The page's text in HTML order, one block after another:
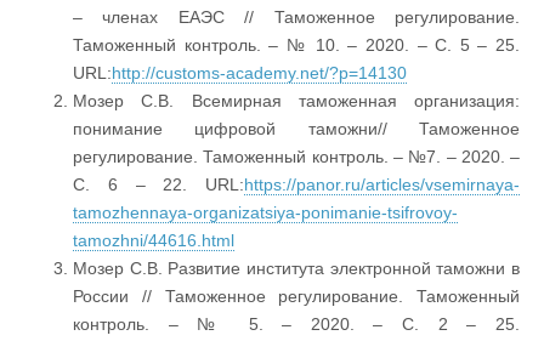
– членах ЕАЭС // Таможенное регулирование.
Таможенный контроль. – № 10. – 2020. – С. 5 – 25.
URL:http://customs-academy.net/?p=14130
Мозер С.В. Всемирная таможенная организация:
понимание цифровой таможни// Таможенное
регулирование. Таможенный контроль. – №7. – 2020. –
С. 6 – 22. URL:https://panor.ru/articles/vsemirnaya-
tamozhennaya-organizatsiya-ponimanie-tsifrovoy-
tamozhni/44616.html
Мозер С.В. Развитие института электронной таможни в
России // Таможенное регулирование. Таможенный
контроль. – № 5. – 2020. – С. 2 – 25.